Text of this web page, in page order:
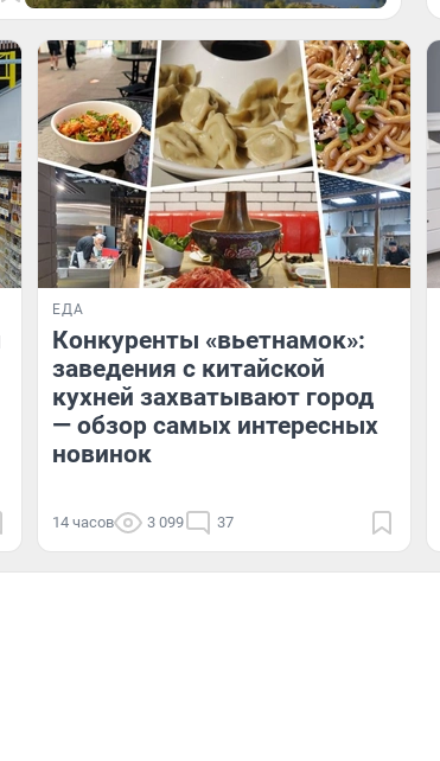
ЕДА
Конкуренты «вьетнамок»:
заведения с китайской
кухней захватывают город
— обзор самых интересных
новинок
14 часов 3 099 37